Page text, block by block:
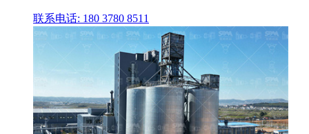
联系电话: 180 3780 8511